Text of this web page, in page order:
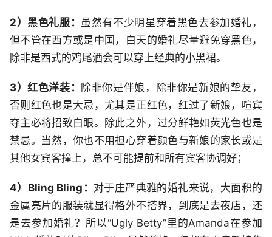
2）黑色礼服： 虽然有不少明星穿着黑色去参加婚礼，
但不管在西方或是中国，白天的婚礼尽量避免穿黑色，
除非是西式的鸡尾酒会可以穿上经典的小黑裙。
3）红色洋装：
除非你是伴娘，除非你是新娘的挚友，
否则红色也是大忌，尤其是正红色，红过了新娘，喧宾
夺主必将招致白眼。除此之外，过分鲜艳如荧光色也是
禁忌。当然，你也不用担心穿着颜色与新娘的家长或是
其他女宾客撞上，总不可能提前和所有宾客协调好；
4）Bling Bling： 对于庄严典雅的婚礼来说，大面积的
金属亮片的服装就显得格外不搭界，到底是去夜店，还
是去参加婚礼？所以“Ugly Betty”里的Amanda在参加